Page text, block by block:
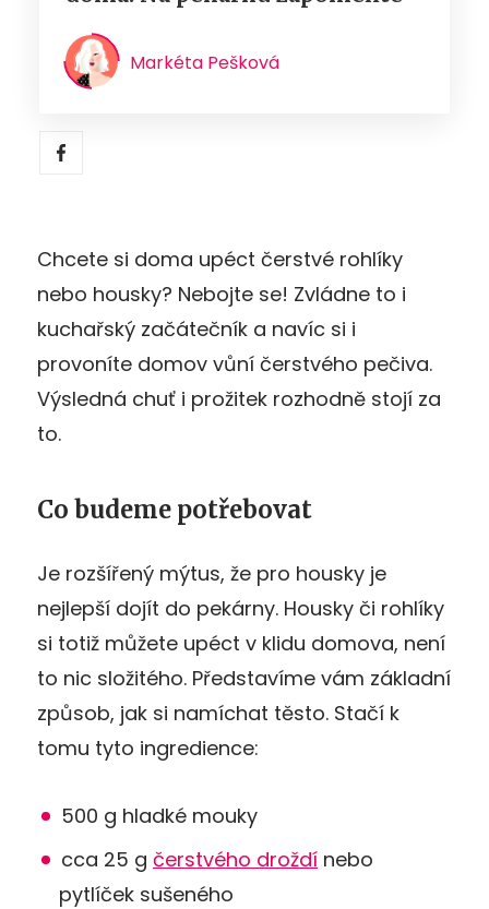
Markéta Pešková
Chcete si doma upéct čerstvé rohlíky
nebo housky? Nebojte se! Zvládne to i
kuchařský začátečník a navíc si i
provoníte domov vůní čerstvého pečiva.
Výsledná chuť i prožitek rozhodně stojí za
to.
Co budeme potřebovat
Je rozšířený mýtus, že pro housky je
nejlepší dojít do pekárny. Housky či rohlíky
si totiž můžete upéct v klidu domova, není
to nic složitého. Představíme vám základní
způsob, jak si namíchat těsto. Stačí k
tomu tyto ingredience:
500 g hladké mouky
cca 25 g čerstvého droždí nebo
pytlíček sušeného